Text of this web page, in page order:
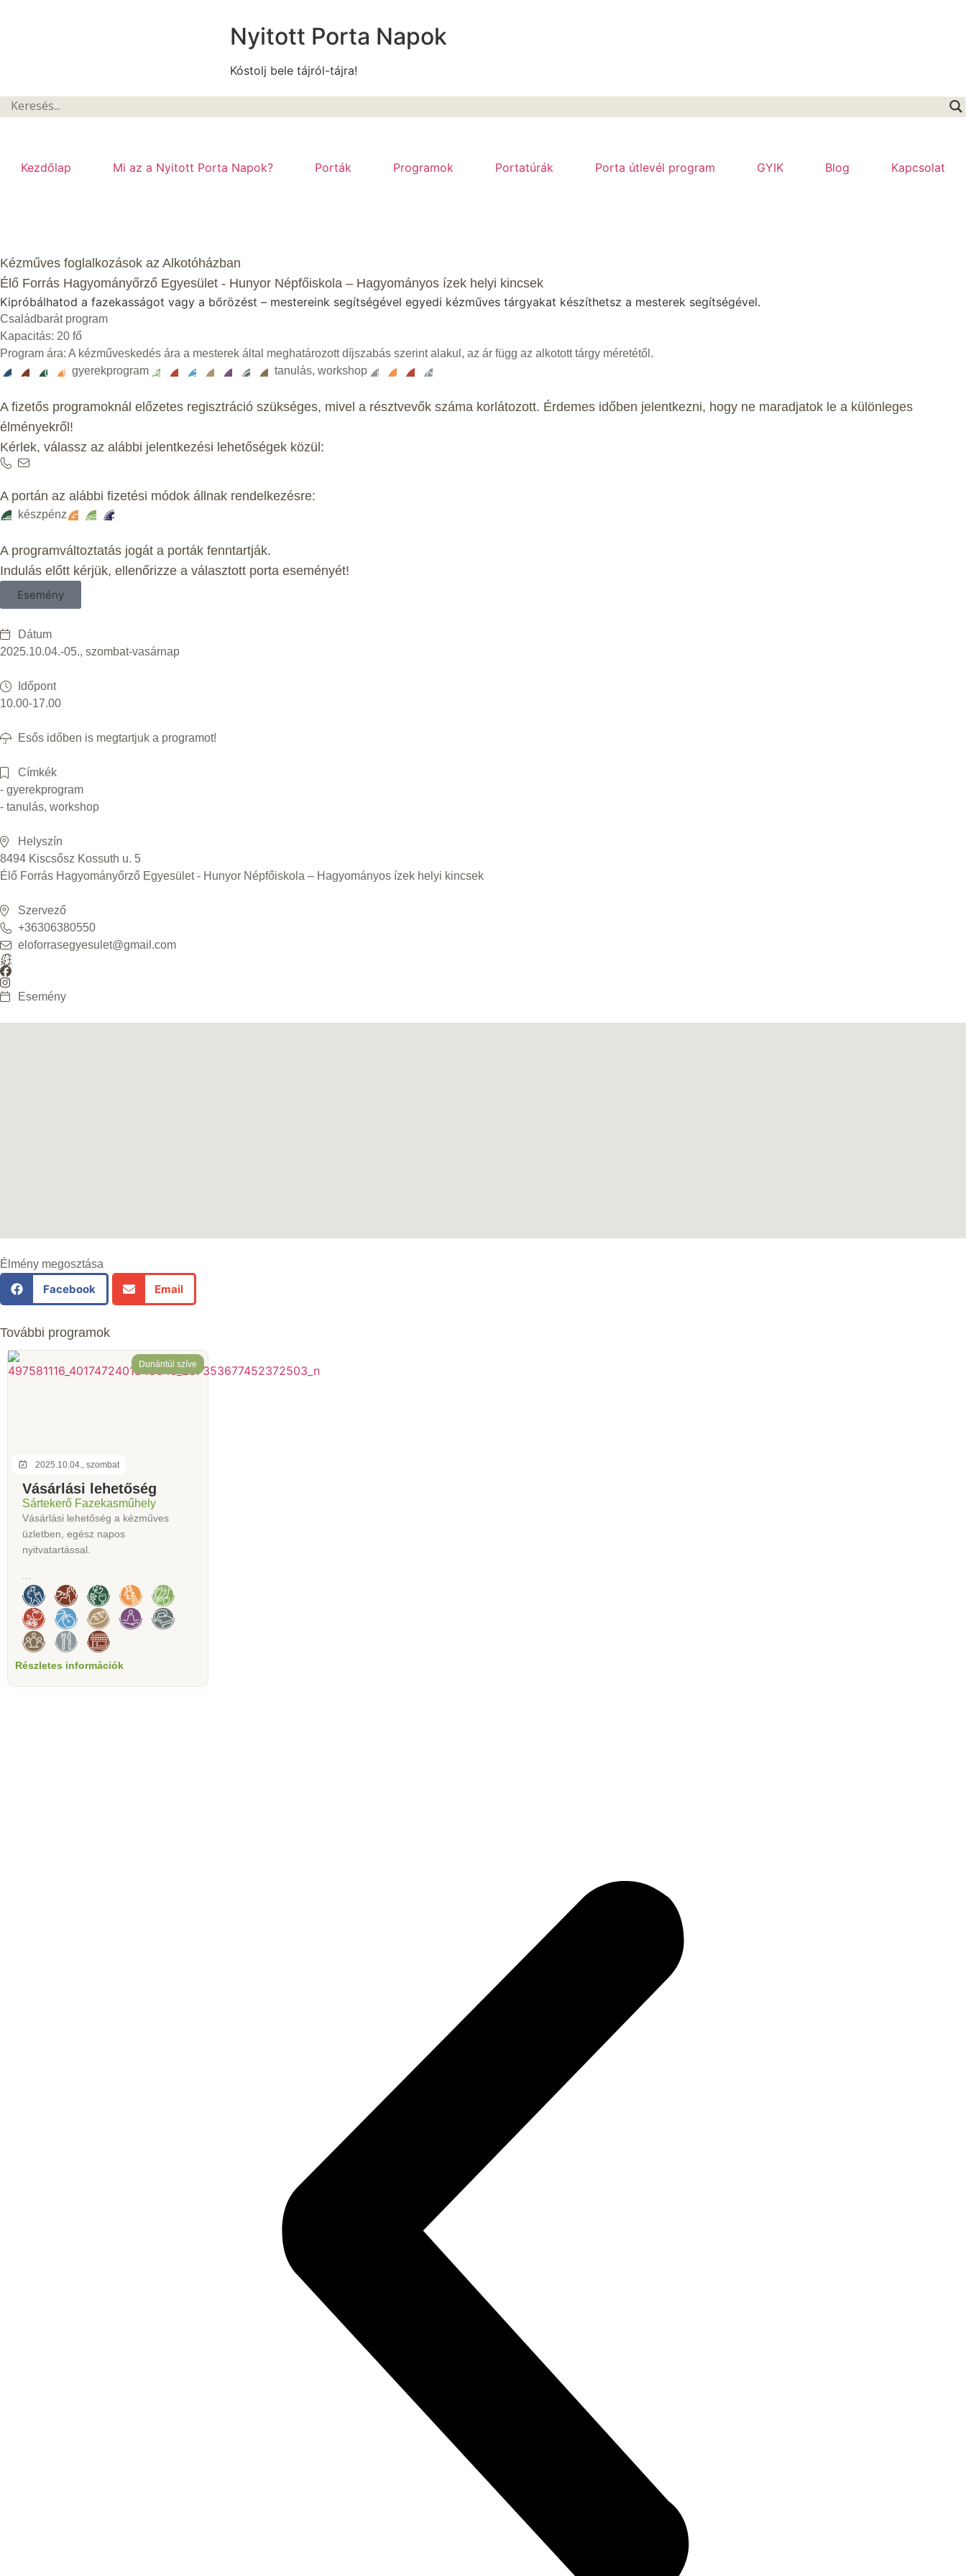
Nyitott Porta Napok
Kóstolj bele tájról-tájra!
Kezdőlap Mi az a Nyitott Porta Napok? Porták Programok Portatúrák Porta útlevél program GYIK Blog Kapcsolat
Kézműves foglalkozások az Alkotóházban
Élő Forrás Hagyományőrző Egyesület - Hunyor Népfőiskola – Hagyományos ízek helyi kincsek
Kipróbálhatod a fazekasságot vagy a bőrözést – mestereink segítségével egyedi kézműves tárgyakat készíthetsz a mesterek segítségével.
Családbarát program
Kapacitás: 20 fő
Program ára: A kézműveskedés ára a mesterek által meghatározott díjszabás szerint alakul, az ár függ az alkotott tárgy méretétől.
gyerekprogram
tanulás, workshop
A fizetős programoknál előzetes regisztráció szükséges, mivel a résztvevők száma korlátozott. Érdemes időben jelentkezni, hogy ne maradjatok le a különleges
élményekről!
Kérlek, válassz az alábbi jelentkezési lehetőségek közül:
A portán az alábbi fizetési módok állnak rendelkezésre:
készpénz
A programváltoztatás jogát a porták fenntartják.
Indulás előtt kérjük, ellenőrizze a választott porta eseményét!
Esemény
Dátum
2025.10.04.-05., szombat-vasárnap
Időpont
10.00-17.00
Esős időben is megtartjuk a programot!
Címkék
- gyerekprogram
- tanulás, workshop
Helyszín
8494 Kiscsősz Kossuth u. 5
Élő Forrás Hagyományőrző Egyesület - Hunyor Népfőiskola – Hagyományos ízek helyi kincsek
Szervező
+36306380550
eloforrasegyesulet@gmail.com
Esemény
Élmény megosztása
Facebook Email
További programok
2025.10.04., szombat
Dunántúl szíve
Vásárlási lehetőség
Sártekerő Fazekasműhely
Vásárlási lehetőség a kézműves
üzletben, egész napos
nyitvatartással.
...
Részletes információk